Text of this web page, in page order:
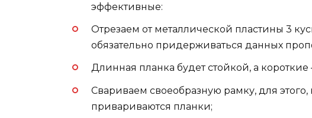
эффективные:
Отрезаем от металлической пластины 3
обязательно придерживаться данных
Длинная планка будет стойкой, а
Свариваем своеобразную рамку, для
привариваются планки;